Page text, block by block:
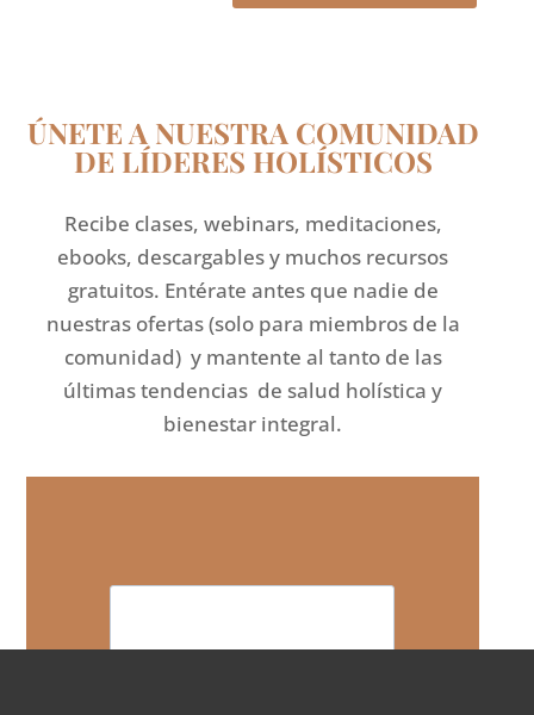
ÚNETE A NUESTRA COMUNIDAD
DE LÍDERES HOLÍSTICOS
Recibe clases, webinars, meditaciones,
ebooks, descargables y muchos recursos
gratuitos. Entérate antes que nadie de
nuestras ofertas (solo para miembros de la
comunidad) y mantente al tanto de las
últimas tendencias de salud holística y
bienestar integral.